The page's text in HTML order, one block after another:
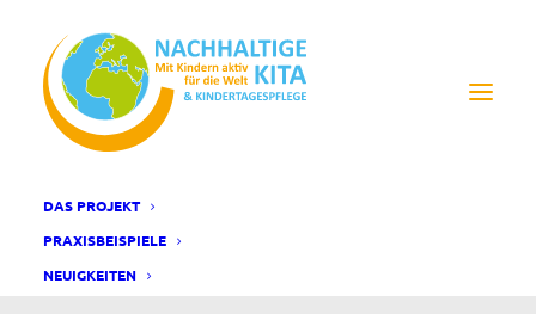
DAS PROJEKT
PRAXISBEISPIELE
NEUIGKEITEN